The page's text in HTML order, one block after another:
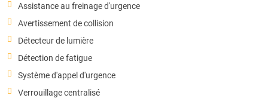
Assistance au freinage d'urgence
Avertissement de collision
Détecteur de lumière
Détection de fatigue
Système d'appel d'urgence
Verrouillage centralisé